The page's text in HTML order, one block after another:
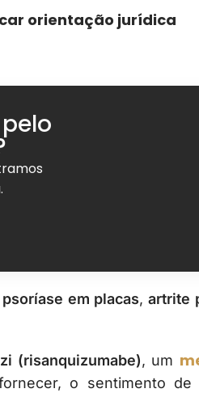
orientação jurídica
psoríase em placas,artrite
(risanquizumabe), um
o sentimento de